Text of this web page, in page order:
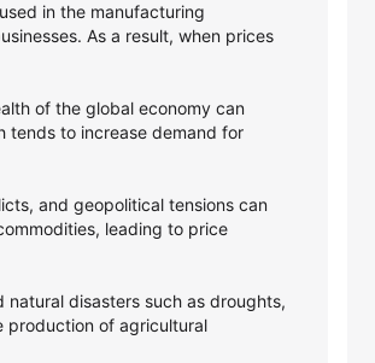
in the manufacturing
As a result, when prices
of the global economy can
tends to increase demand for
and geopolitical tensions can
leading to price
natural disasters such as droughts,
production of agricultural